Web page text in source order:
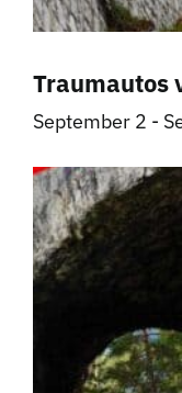
Traumautos
September 2 -